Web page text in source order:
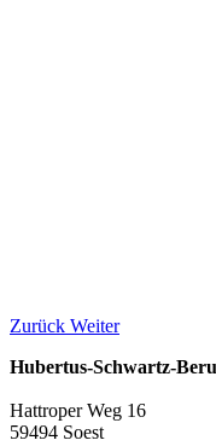
Zurück Weiter
Hubertus-Schwartz-
Hattroper Weg 16
59494 Soest